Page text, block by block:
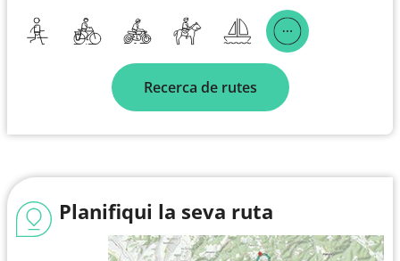
Recerca de rutes
Planifiqui la seva ruta